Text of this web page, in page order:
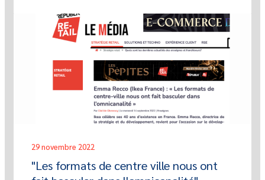
29 novembre 2022
"Les formats de centre ville nous ont